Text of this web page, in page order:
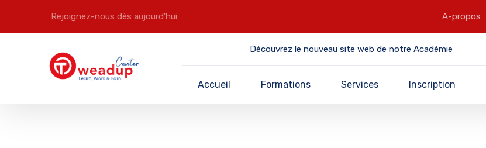
Rejoignez-nous dès aujourd’hui A-propos
Découvrez le nouveau site web de notre Académie
Accueil Formations Services Inscription